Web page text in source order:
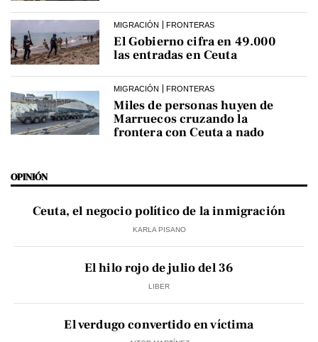
MIGRACIÓN FRONTERAS
El Gobierno cifra en 49.000
las entradas en Ceuta
MIGRACIÓN FRONTERAS
Miles de personas huyen de
Marruecos cruzando la
frontera con Ceuta a nado
OPINIÓN
Ceuta, el negocio político de la inmigración
KARLA PISANO
El hilo rojo de julio del 36
LIBER
El verdugo convertido en víctima